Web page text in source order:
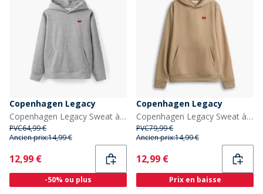
Copenhagen Legacy
Copenhagen Legacy Sweat à Capuche Homme imprimé cœur Grey Melange
PVC64,99 €
Ancien prix:14,99 €
Current
12,99 €
-50% ou plus
Copenhagen Legacy
Copenhagen Legacy Sweat à Capuche Homme imprimé cœur Khaki
PVC79,99 €
Ancien prix:14,99 €
Current
12,99 €
Prix en baisse